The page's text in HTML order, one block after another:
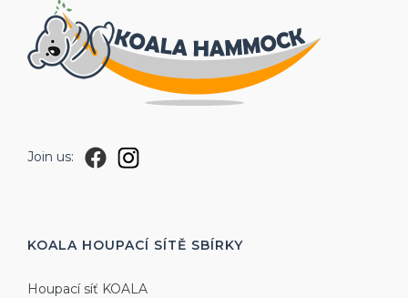
Join us:
KOALA HOUPACÍ SÍTĚ SBÍRKY
Houpací síť KOALA